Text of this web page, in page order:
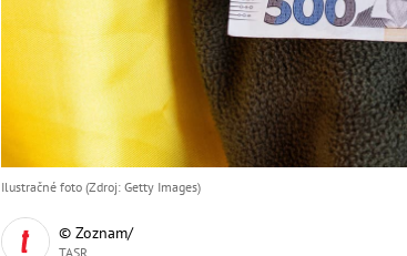
Ilustračné foto (Zdroj: Getty Images)
© Zoznam/
TASR